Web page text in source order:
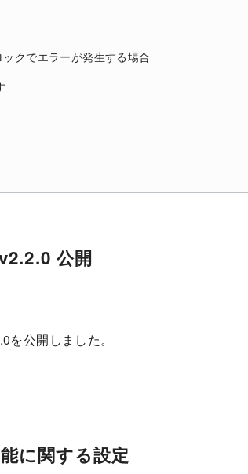
クでエラーが発生する場合
公開
公開しました。
に関する設定